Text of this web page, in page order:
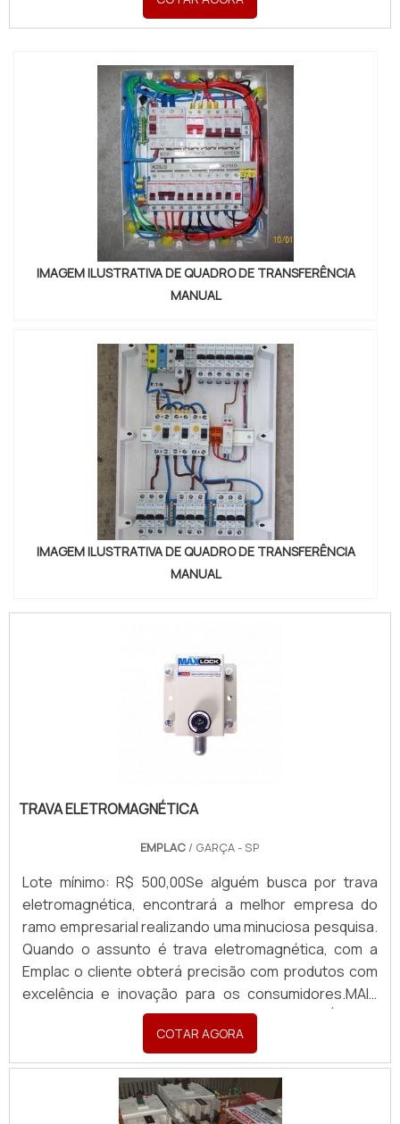
Soluções Elétricas o cliente encontrará precisão com
comprometimento com o resultado dos cl...
IMAGEM ILUSTRATIVA DE QUADRO DE TRANSFERÊNCIA
MANUAL
IMAGEM ILUSTRATIVA DE QUADRO DE TRANSFERÊNCIA
MANUAL
TRAVA ELETROMAGNÉTICA
EMPLAC / GARÇA - SP
Lote mínimo: R$ 500,00Se alguém busca por trava
eletromagnética, encontrará a melhor empresa do
ramo empresarial realizando uma minuciosa pesquisa.
Quando o assunto é trava eletromagnética, com a
Emplac o cliente obterá precisão com produtos com
excelência e inovação para os consumidores.MAIS
DETALHES SOBRE A TRAVA ELETROMAGNÉTICAA
Emplac objetiva seus recursos em criar para cada
cliente uma estrutura com escritório de alta qualidade
onde são realizadas as atividades e biblioteca técnica
de apoio, tudo pensando em trava eletromagnética
COTAR AGORA